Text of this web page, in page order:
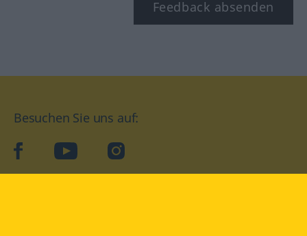
Feedback absenden
Besuchen Sie uns auf:
facebookYouTube Instagram